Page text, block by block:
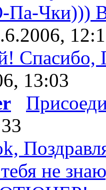
Па-Чки)))
Спасибо,
13:03
не